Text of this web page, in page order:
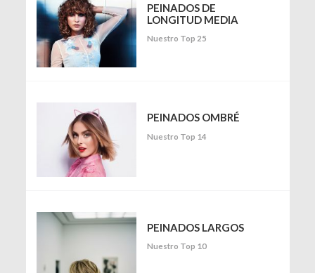
PEINADOS DE
LONGITUD MEDIA
Nuestro Top 25
PEINADOS OMBRÉ
Nuestro Top 14
PEINADOS LARGOS
Nuestro Top 10